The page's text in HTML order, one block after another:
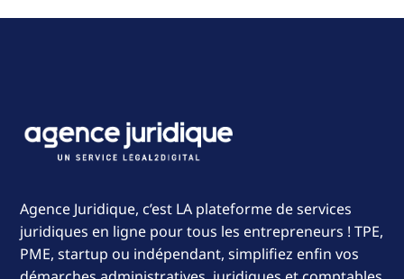
Agence Juridique, c’est LA plateforme de services
juridiques en ligne pour tous les entrepreneurs ! TPE,
PME, startup ou indépendant, simplifiez enfin vos